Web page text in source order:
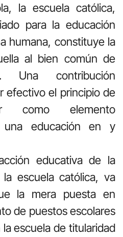
la escuela católica,
para la educación
humana, constituye la
al bien común de
Una contribución
efectivo el principio de
como elemento
una educación en y
educativa de la
escuela católica, va
la mera puesta en
de puestos escolares
escuela de titularidad